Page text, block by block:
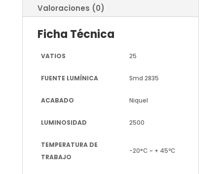
Valoraciones (0)
Ficha Técnica
VATIOS 25
FUENTE LUMÍNICA Smd 2835
ACABADO Niquel
LUMINOSIDAD 2500
TEMPERATURA DE
TRABAJO
-20°C ~ + 45ºC